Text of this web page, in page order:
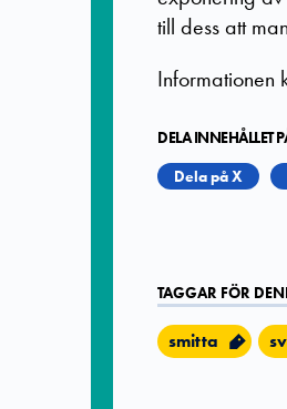
till dess att
Informationen
DELA INNEHÅLLET
Dela på X
TAGGAR FÖR
smitta